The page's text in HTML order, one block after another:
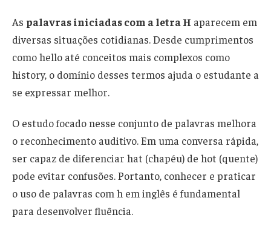
As palavras iniciadas com a letra H aparecem em
diversas situações cotidianas. Desde cumprimentos
como hello até conceitos mais complexos como
history, o domínio desses termos ajuda o estudante a
se expressar melhor.
O estudo focado nesse conjunto de palavras melhora
o reconhecimento auditivo. Em uma conversa rápida,
ser capaz de diferenciar hat (chapéu) de hot (quente)
pode evitar confusões. Portanto, conhecer e praticar
o uso de palavras com h em inglês é fundamental
para desenvolver fluência.